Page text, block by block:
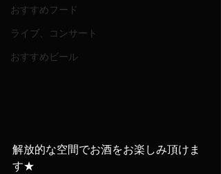
おすすめフード
ライブ、コンサート
おすすめビール
解放的な空間でお酒をお楽しみ頂けま
す★